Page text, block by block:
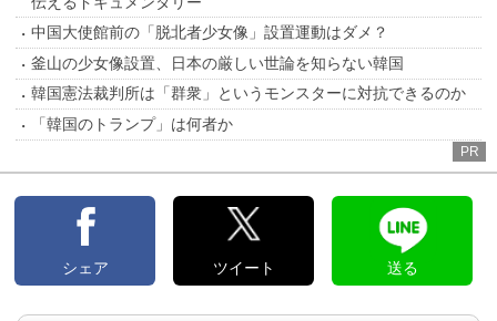
中国大使館前の「脱北者少女像」設置運動はダメ？
釜山の少女像設置、日本の厳しい世論を知らない韓国
韓国憲法裁判所は「群衆」というモンスターに対抗できるのか
「韓国のトランプ」は何者か
PR
シェア ツイート 送る